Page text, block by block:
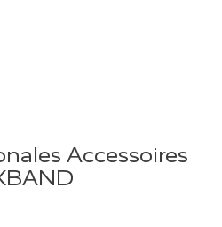
Accessoires